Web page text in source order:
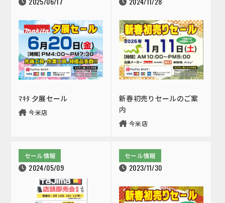
ﾏｷﾀ 夕展セール
今米店
新春初売りセールのご案
内
今米店
セール情報
2024/05/09
セール情報
2023/11/30